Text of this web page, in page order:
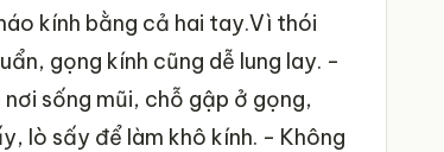
kính bằng cả hai tay.Vì thói
gọng kính cũng dễ lung lay. -
sống mũi, chỗ gập ở gọng,
lò sấy để làm khô kính. - Không